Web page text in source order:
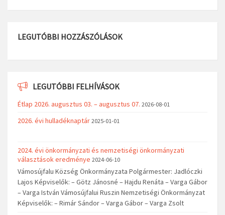
LEGUTÓBBI HOZZÁSZÓLÁSOK
LEGUTÓBBI FELHÍVÁSOK
Étlap 2026. augusztus 03. – augusztus 07. 2026-08-01
2026. évi hulladéknaptár 2025-01-01
2024. évi önkormányzati és nemzetiségi önkormányzati
választások eredménye 2024-06-10
Vámosújfalu Község Önkormányzata Polgármester: Jadlóczki
Lajos Képviselők: – Götz Jánosné – Hajdu Renáta – Varga Gábor
– Varga István Vámosújfalui Ruszin Nemzetiségi Önkormányzat
Képviselők: – Rimár Sándor – Varga Gábor – Varga Zsolt